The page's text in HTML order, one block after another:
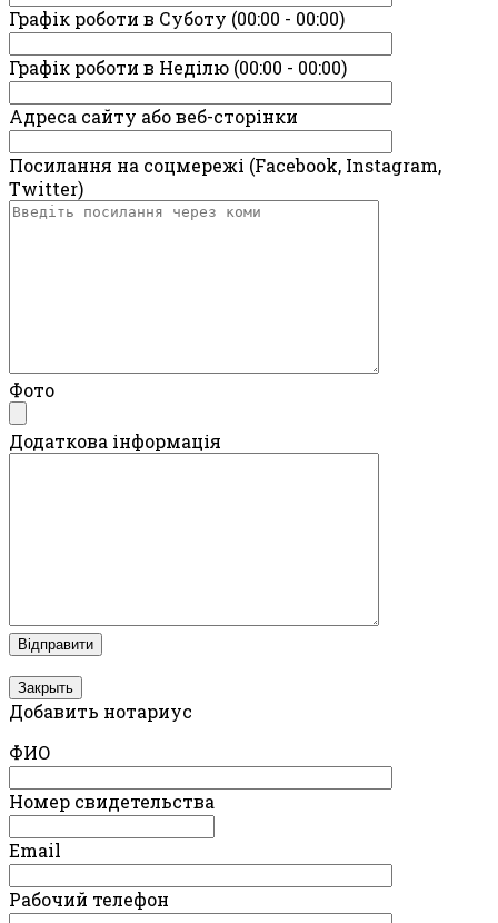
Графік роботи в Суботу (00:00 - 00:00)
Графік роботи в Неділю (00:00 - 00:00)
Адреса сайту або веб-сторінки
Посилання на соцмережі (Facebook, Instagram,
Twitter)
Фото
Додаткова інформація
Закрыть
Добавить нотариус
ФИО
Номер свидетельства
Email
Рабочий телефон